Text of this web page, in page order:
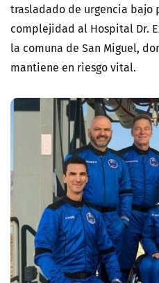
trasladado de urgencia bajo
complejidad al Hospital Dr.
la comuna de San Miguel,
mantiene en riesgo vital.